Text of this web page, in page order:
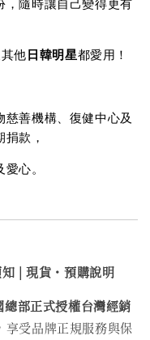
，隨時讓自己變得更有
他 日韓明星都愛用！
慈善機構、復健中心及
款，
心。
| 現貨・預購說明
部正式授權台灣經銷
享受品牌正規服務與保